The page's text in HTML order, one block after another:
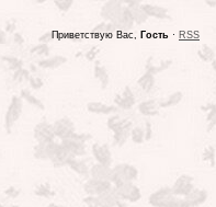
Приветствую Вас, Гость · RSS